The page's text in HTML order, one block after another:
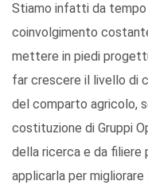
Stiamo infatti da
coinvolgimento
mettere in piedi
far crescere il livello di
del comparto agricolo,
costituzione di Gruppi
della ricerca e da
applicarla per